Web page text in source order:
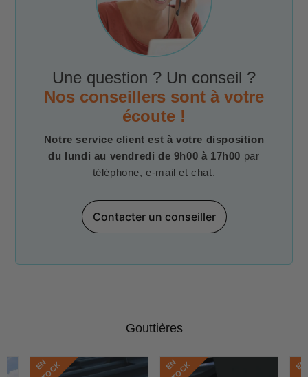
Une question ? Un conseil ?
Nos conseillers sont à votre
écoute !
Notre service client est à votre disposition
du lundi au vendredi de 9h00 à 17h00 par
téléphone, e-mail et chat.
Contacter un conseiller
Gouttières
E
N
S
T
O
C E
N
S
T
O
C E
N
S
T
O
C